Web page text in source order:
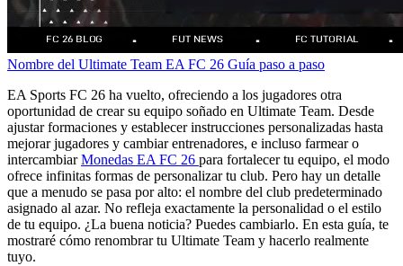
Nombre del Ultimate Team EA FC 26 Guía paso a paso
EA Sports FC 26 ha vuelto, ofreciendo a los jugadores otra
oportunidad de crear su equipo soñado en Ultimate Team. Desde
ajustar formaciones y establecer instrucciones personalizadas hasta
mejorar jugadores y cambiar entrenadores, e incluso farmear o
intercambiarMonedas EA FC 26 para fortalecer tu equipo, el modo
ofrece infinitas formas de personalizar tu club. Pero hay un detalle
que a menudo se pasa por alto: el nombre del club predeterminado
asignado al azar. No refleja exactamente la personalidad o el estilo
de tu equipo. ¿La buena noticia? Puedes cambiarlo. En esta guía, te
mostraré cómo renombrar tu Ultimate Team y hacerlo realmente
tuyo.